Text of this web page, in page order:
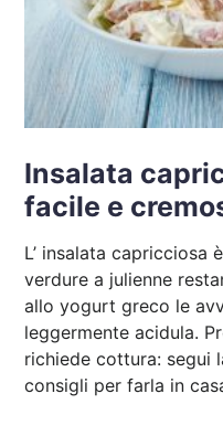
Insalata
facile e
L’ insalata capricciosa
verdure a julienne
allo yogurt greco le
leggermente acidula.
richiede cottura: segui
consigli per farla in